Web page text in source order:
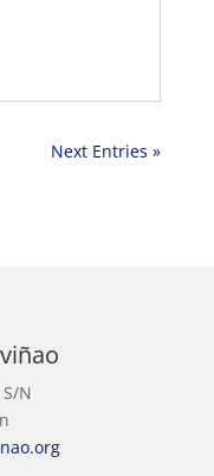
Next Entries »
N